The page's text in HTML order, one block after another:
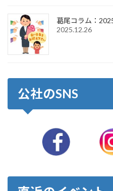
葛尾コラム：
2025.12.26
公社のSNS